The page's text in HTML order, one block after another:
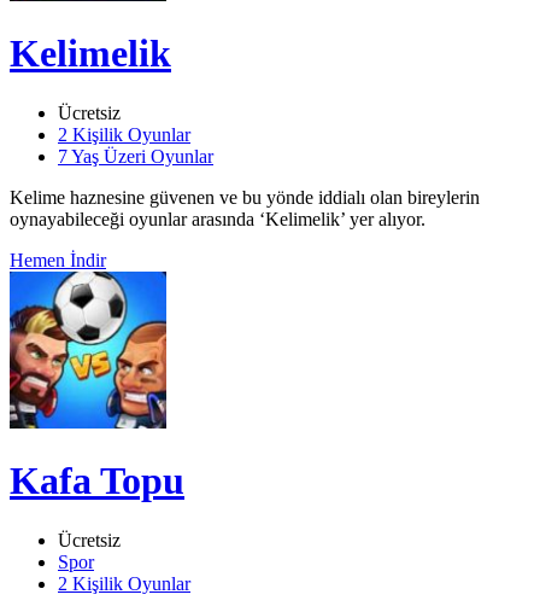
Kelimelik
Ücretsiz
2 Kişilik Oyunlar
7 Yaş Üzeri Oyunlar
Kelime haznesine güvenen ve bu yönde iddialı olan bireylerin
oynayabileceği oyunlar arasında ‘Kelimelik’ yer alıyor.
Hemen İndir
Kafa Topu
Ücretsiz
Spor
2 Kişilik Oyunlar